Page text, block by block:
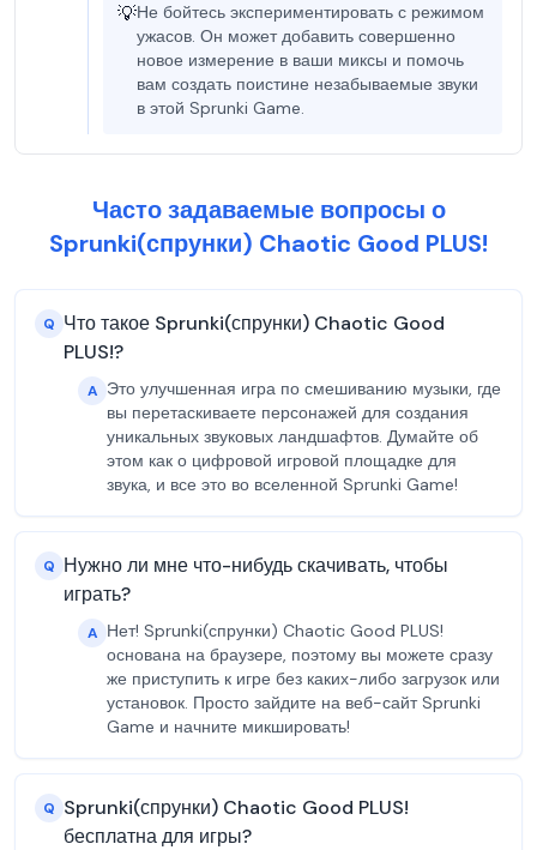
💡Не бойтесь экспериментировать с режимом
ужасов. Он может добавить совершенно
новое измерение в ваши миксы и помочь
вам создать поистине незабываемые звуки
в этой Sprunki Game.
Часто задаваемые вопросы о
Sprunki(спрунки) Chaotic Good PLUS!
Q Что такое Sprunki(спрунки) Chaotic Good
PLUS!?
A Это улучшенная игра по смешиванию музыки, где
вы перетаскиваете персонажей для создания
уникальных звуковых ландшафтов. Думайте об
этом как о цифровой игровой площадке для
звука, и все это во вселенной Sprunki Game!
Q Нужно ли мне что-нибудь скачивать, чтобы
играть?
A Нет! Sprunki(спрунки) Chaotic Good PLUS!
основана на браузере, поэтому вы можете сразу
же приступить к игре без каких-либо загрузок или
установок. Просто зайдите на веб-сайт Sprunki
Game и начните микшировать!
Q Sprunki(спрунки) Chaotic Good PLUS!
бесплатна для игры?